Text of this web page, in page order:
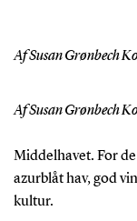
Af Susan Grønbech
Af Susan Grønbech
Middelhavet. For
azurblåt hav, god
kultur.